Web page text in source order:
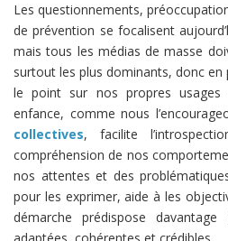
Les questionnements,
de prévention se focalisent
mais tous les médias de masse
surtout les plus dominants, donc en
le point sur nos propres usages
enfance, comme nous
collectives, facilite
compréhension de nos
nos attentes et des
pour les exprimer, aide à les
démarche prédispose